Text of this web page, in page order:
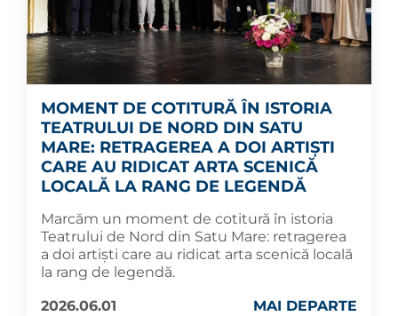
MOMENT DE COTITURĂ ÎN ISTORIA
TEATRULUI DE NORD DIN SATU
MARE: RETRAGEREA A DOI ARTIȘTI
CARE AU RIDICAT ARTA SCENICĂ
LOCALĂ LA RANG DE LEGENDĂ
Marcăm un moment de cotitură în istoria
Teatrului de Nord din Satu Mare: retragerea
a doi artiști care au ridicat arta scenică locală
la rang de legendă.
2026.06.01
MAI DEPARTE